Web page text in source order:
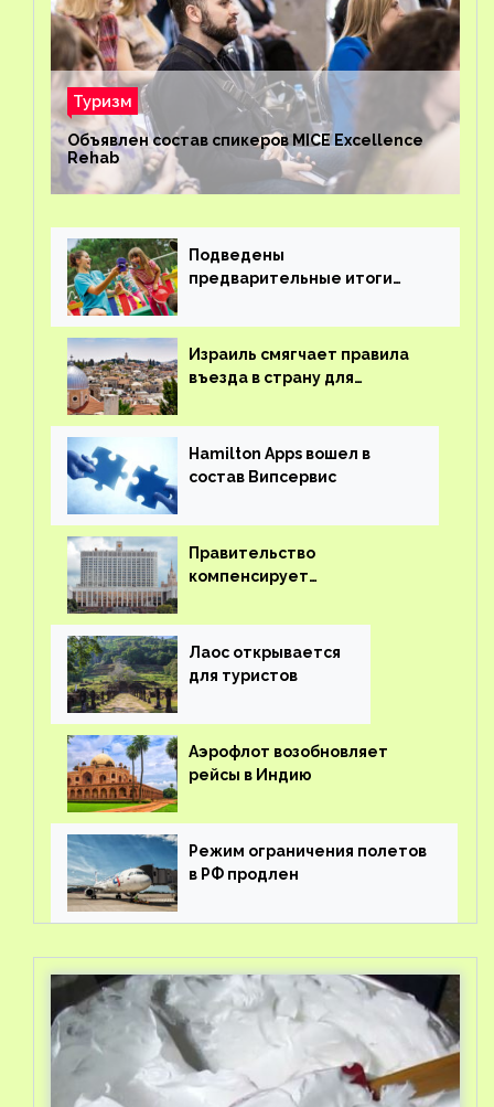
Туризм
Объявлен состав спикеров MICE Excellence
Rehab
Подведены
предварительные итоги
Израиль смягчает правила
въезда в страну для
Hamilton Apps вошел в
состав Випсервис
Правительство
компенсирует
вывоз россиян из-за рубежа
Лаос открывается
для туристов
Аэрофлот возобновляет
рейсы в Индию
Режим ограничения полетов
в РФ продлен